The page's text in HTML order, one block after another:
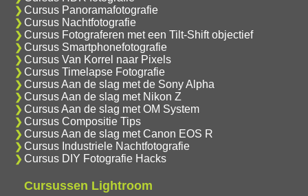
Cursus Panoramafotografie
Cursus Nachtfotografie
Cursus Fotograferen met een Tilt-Shift objectief
Cursus Smartphonefotografie
Cursus Van Korrel naar Pixels
Cursus Timelapse Fotografie
Cursus Aan de slag met de Sony Alpha
Cursus Aan de slag met Nikon Z
Cursus Aan de slag met OM System
Cursus Compositie Tips
Cursus Aan de slag met Canon EOS R
Cursus Industriele Nachtfotografie
Cursus DIY Fotografie Hacks
Cursussen Lightroom